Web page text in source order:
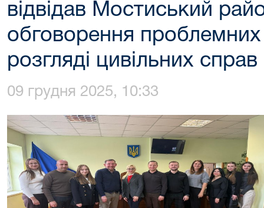
відвідав Мостиський
обговорення
розгляді цивільних справ
09 грудня 2025, 10:33